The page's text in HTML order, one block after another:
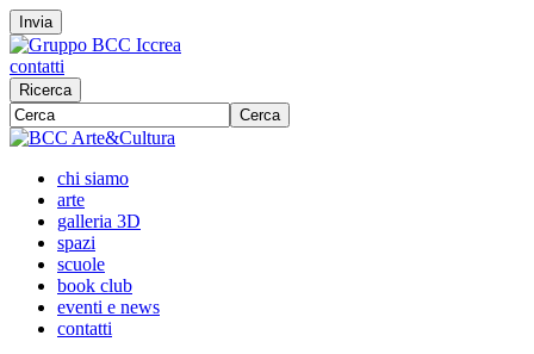
Invia
contatti
Ricerca
Cerca
chi siamo
arte
galleria 3D
spazi
scuole
book club
eventi e news
contatti